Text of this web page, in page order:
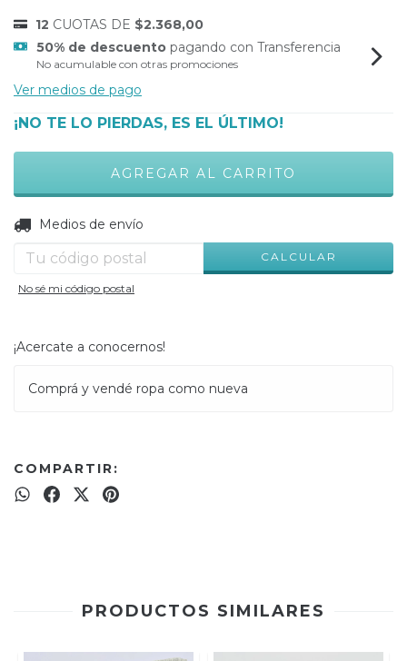
12 CUOTAS DE $2.368,00
50% de descuento pagando con Transferencia
No acumulable con otras promociones
Ver medios de pago
¡NO TE LO PIERDAS, ES EL ÚLTIMO!
Entregas para el CP:
Medios de envío
CALCULAR
No sé mi código postal
¡Acercate a conocernos!
Comprá y vendé ropa como nueva
COMPARTIR:
PRODUCTOS SIMILARES